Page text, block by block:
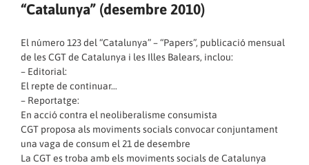
“Catalunya” (desembre 2010)
El número 123 del “Catalunya” – “Papers”, publicació mensual
de les CGT de Catalunya i les Illes Balears, inclou:
– Editorial:
El repte de continuar…
– Reportatge:
En acció contra el neoliberalisme consumista
CGT proposa als moviments socials convocar conjuntament
una vaga de consum el 21 de desembre
La CGT es troba amb els moviments socials de Catalunya